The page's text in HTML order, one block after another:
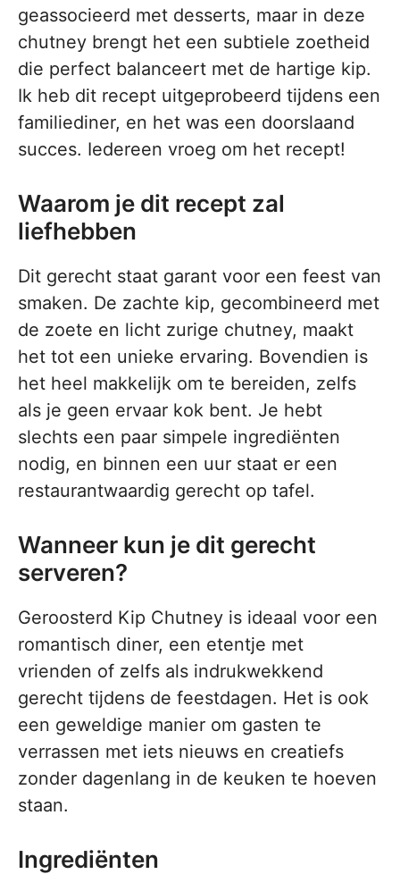
geassocieerd met desserts, maar in deze
chutney brengt het een subtiele zoetheid
die perfect balanceert met de hartige kip.
Ik heb dit recept uitgeprobeerd tijdens een
familiediner, en het was een doorslaand
succes. Iedereen vroeg om het recept!
Waarom je dit recept zal
liefhebben
Dit gerecht staat garant voor een feest van
smaken. De zachte kip, gecombineerd met
de zoete en licht zurige chutney, maakt
het tot een unieke ervaring. Bovendien is
het heel makkelijk om te bereiden, zelfs
als je geen ervaar kok bent. Je hebt
slechts een paar simpele ingrediënten
nodig, en binnen een uur staat er een
restaurantwaardig gerecht op tafel.
Wanneer kun je dit gerecht
serveren?
Geroosterd Kip Chutney is ideaal voor een
romantisch diner, een etentje met
vrienden of zelfs als indrukwekkend
gerecht tijdens de feestdagen. Het is ook
een geweldige manier om gasten te
verrassen met iets nieuws en creatiefs
zonder dagenlang in de keuken te hoeven
staan.
Ingrediënten